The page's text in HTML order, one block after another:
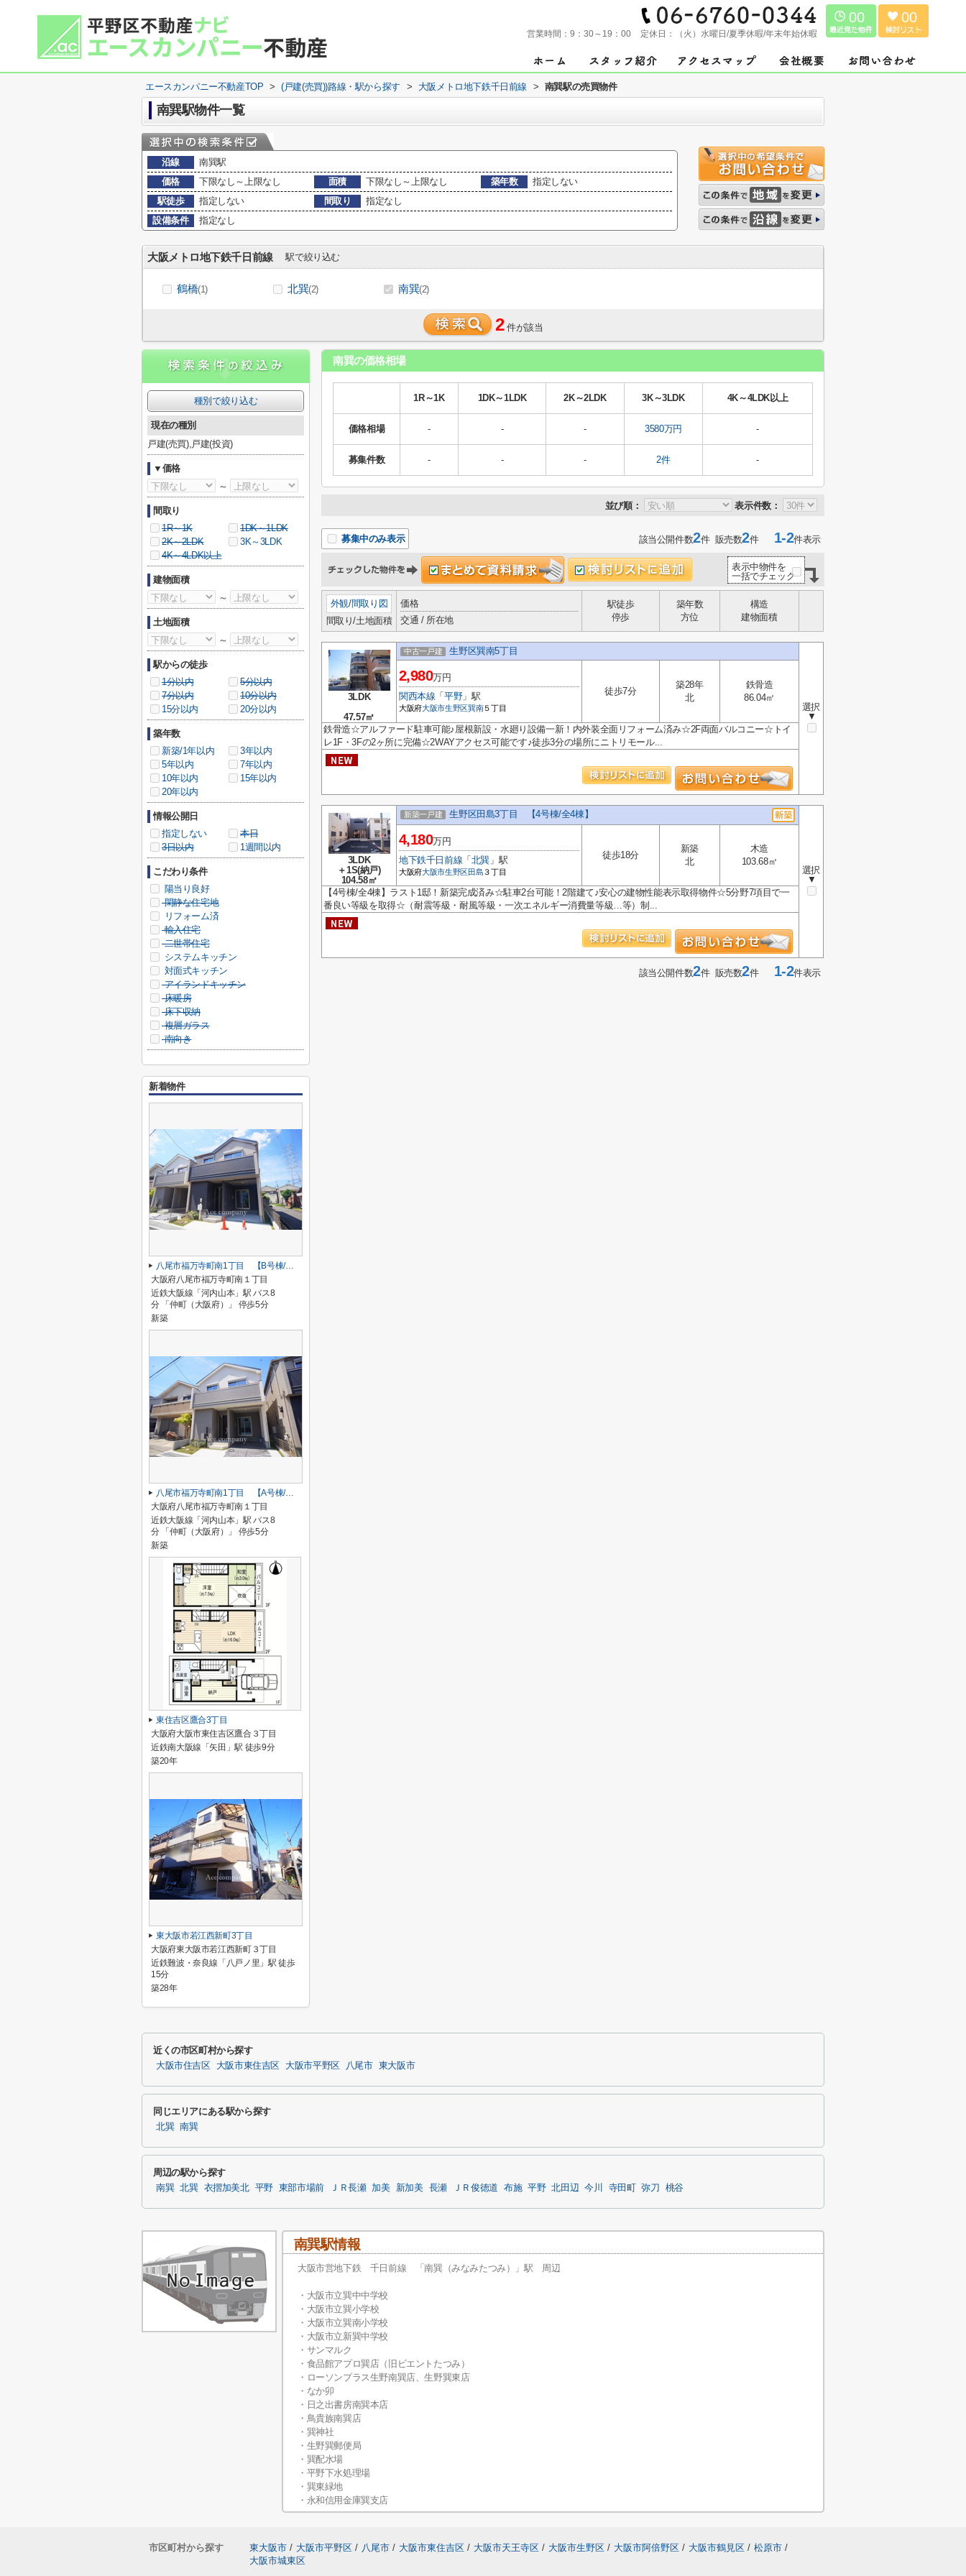
営業時間： 9：30～19：00 定休日： （火）水曜日/夏季休暇/年末年始休暇
00 00
エースカンパニー不動産TOP > (戸建(売買))路線・駅から探す > 大阪メトロ地下鉄千日前線 > 南巽駅の売買物件
南巽駅物件一覧
沿線
南巽駅
価格
下限なし～上限なし 面積 下限なし～上限なし 築年数
指定しない
駅徒歩
指定しない 間取り
指定なし
設備条件
指定なし
大阪メトロ地下鉄千日前線 駅で絞り込む
鶴橋(1) 北巽(2) 南巽(2)
2 件が該当
南巽の価格相場
1R～1K 1DK～1LDK 2K～2LDK 3K～3LDK 4K～4LDK以上
価格相場 - - - 3580万円 -
募集件数 - - - 2件 -
並び順： 表示件数：
募集中のみ表示 該当公開件数2件 販売数2件1-2件表示
表示中物件を
一括でチェック
外観/間取り図
間取り/土地面積
価格
交通 / 所在地
駅徒歩
停歩
築年数
方位
構造
建物面積
3LDK
47.57㎡
中古一戸建 生野区巽南5丁目
選択
▼
2,980万円
関西本線 「平野」駅
大阪府大阪市生野区巽南５丁目
徒歩7分
築28年
北
鉄骨造
86.04㎡
鉄骨造☆アルファード駐車可能♪屋根新設・水廻り設備一新！内外装全面リフォーム済み☆2F両面バルコニー☆トイ
レ1F・3Fの2ヶ所に完備☆2WAYアクセス可能です♪徒歩3分の場所にニトリモール...
3LDK
＋1S(納戸)
104.58㎡
新築一戸建 生野区田島3丁目 【4号棟/全4棟】
選択
▼
4,180万円
地下鉄千日前線 「 北巽 」駅
大阪府大阪市生野区 田島３丁目
徒歩18分
新築
北
木造
103.68㎡
【4号棟/全4棟】ラスト1邸！新築完成済み☆駐車2台可能！2階建て♪安心の建物性能表示取得物件☆5分野7項目で一
番良い等級を取得☆（耐震等級・耐風等級・一次エネルギー消費量等級…等）制...
該当公開件数2件 販売数2件1-2件表示
種別で絞り込む
現在の種別
戸建(売買),戸建(投資)
▼価格
～
間取り
1R～1K
1DK～1LDK
2K～2LDK
3K～3LDK
4K～4LDK以上
建物面積
～
土地面積
～
駅からの徒歩
1分以内
5分以内
7分以内
10分以内
15分以内
20分以内
築年数
新築/1年以内
3年以内
5年以内
7年以内
10年以内
15年以内
20年以内
情報公開日
指定しない
本日
3日以内
1週間以内
こだわり条件
陽当り良好
閑静な住宅地
リフォーム済
輸入住宅
二世帯住宅
システムキッチン
対面式キッチン
アイランドキッチン
床暖房
床下収納
複層ガラス
南向き
新着物件
八尾市福万寺町南1丁目 【B号棟/全2棟】
大阪府八尾市福万寺町南１丁目
近鉄大阪線「河内山本」駅 バス8
分 「仲町（大阪府）」 停歩5分
新築
八尾市福万寺町南1丁目 【A号棟/全2棟】
大阪府八尾市福万寺町南１丁目
近鉄大阪線「河内山本」駅 バス8
分 「仲町（大阪府）」 停歩5分
新築
東住吉区鷹合3丁目
大阪府大阪市東住吉区鷹合３丁目
近鉄南大阪線「矢田」駅 徒歩9分
築20年
東大阪市若江西新町3丁目
大阪府東大阪市若江西新町３丁目
近鉄難波・奈良線「八戸ノ里」駅 徒歩
15分
築28年
近くの市区町村から探す
大阪市住吉区 大阪市東住吉区 大阪市平野区 八尾市 東大阪市
同じエリアにある駅から探す
北巽 南巽
周辺の駅から探す
南巽 北巽 衣摺加美北 平野 東部市場前 ＪＲ長瀬 加美 新加美 長瀬 ＪＲ俊徳道 布施 平野 北田辺 今川 寺田町 弥刀 桃谷
南巽駅情報
大阪市営地下鉄 千日前線 「南巽（みなみたつみ）」駅 周辺
・大阪市立巽中中学校
・大阪市立巽小学校
・大阪市立巽南小学校
・大阪市立新巽中学校
・サンマルク
・食品館アプロ巽店（旧ビエントたつみ）
・ローソンプラス生野南巽店、生野巽東店
・なか卯
・日之出書房南巽本店
・鳥貴族南巽店
・巽神社
・生野巽郵便局
・巽配水場
・平野下水処理場
・巽東緑地
・永和信用金庫巽支店
市区町村から探す 東大阪市 / 大阪市平野区 / 八尾市 / 大阪市東住吉区 / 大阪市天王寺区 / 大阪市生野区 / 大阪市阿倍野区 / 大阪市鶴見区 / 松原市 /
大阪市城東区